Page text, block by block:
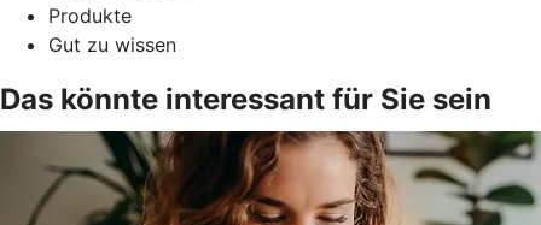
Produkte
Gut zu wissen
Das könnte interessant für Sie sein